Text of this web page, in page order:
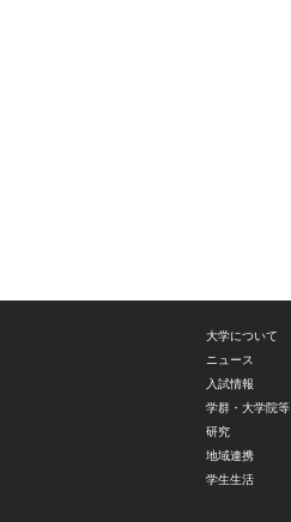
大学について
ニュース
入試情報
学群・大学院等
研究
地域連携
学生生活